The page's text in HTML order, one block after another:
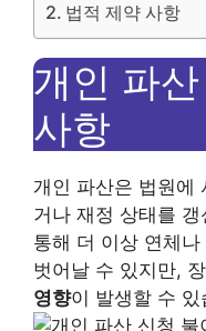
법적 제약 사항
개인 파
사항
개인 파산은 법원에
거나 재정 상태를
통해 더 이상 연체
벗어날 수 있지만,
영향이 발생할 수 있